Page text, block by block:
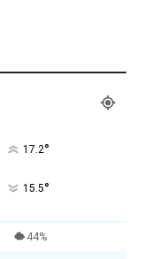
17.2°
15.5°
44%